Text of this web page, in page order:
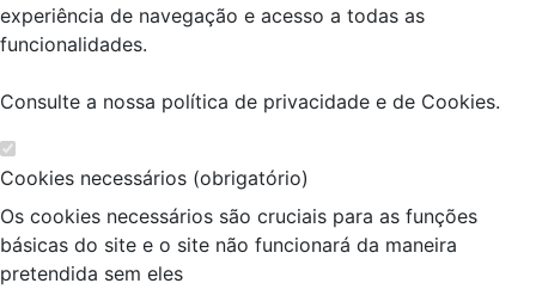
experiência de navegação e acesso a todas as
funcionalidades.
Consulte a nossa política de privacidade e de Cookies.
Cookies necessários (obrigatório)
Os cookies necessários são cruciais para as funções
básicas do site e o site não funcionará da maneira
pretendida sem eles